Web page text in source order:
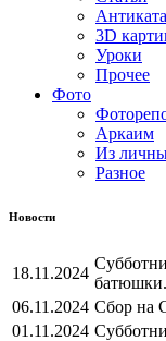
3D
Уроки
Прочее
Фото
Аркаим
Из
Разное
Новости
18.11.2024
батюшки.
06.11.2024 Сбор на
01.11.2024